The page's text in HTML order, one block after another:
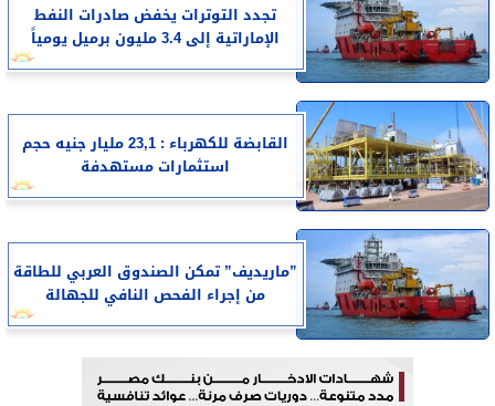
تجدد التوترات يخفض صادرات النفط
الإماراتية إلى 3.4 مليون برميل يومياً
القابضة للكهرباء : 23,1 مليار جنيه حجم
استثمارات مستهدفة
”ماريديف” تمكن الصندوق العربي للطاقة
من إجراء الفحص النافي للجهالة